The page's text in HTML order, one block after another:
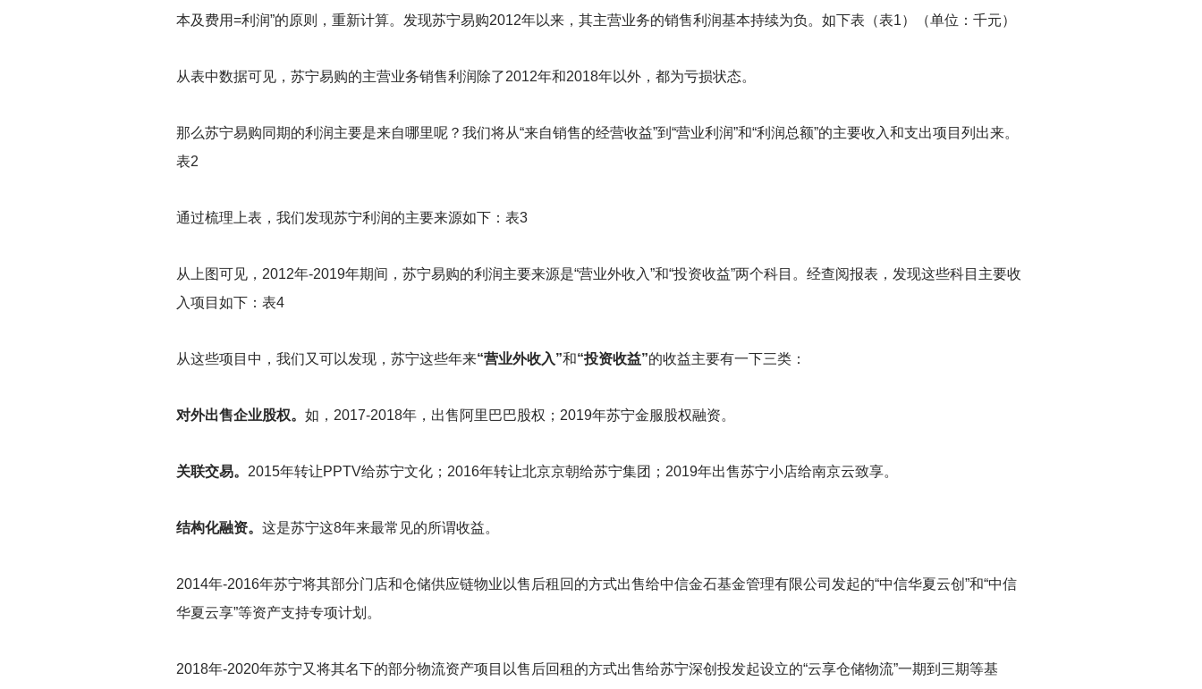
本及费用=利润”的原则，重新计算。发现苏宁易购2012年以来，其主营业务的销售利润基本持续为负。如下表（表1）（单位：千元）
从表中数据可见，苏宁易购的主营业务销售利润除了2012年和2018年以外，都为亏损状态。
那么苏宁易购同期的利润主要是来自哪里呢？我们将从“来自销售的经营收益”到“营业利润”和“利润总额”的主要收入和支出项目列出来。
表2
通过梳理上表，我们发现苏宁利润的主要来源如下：表3
从上图可见，2012年-2019年期间，苏宁易购的利润主要来源是“营业外收入”和“投资收益”两个科目。经查阅报表，发现这些科目主要收
入项目如下：表4
从这些项目中，我们又可以发现，苏宁这些年来“营业外收入”和“投资收益”的收益主要有一下三类：
对外出售企业股权。 如，2017-2018年，出售阿里巴巴股权；2019年苏宁金服股权融资。
关联交易。 2015年转让PPTV给苏宁文化；2016年转让北京京朝给苏宁集团；2019年出售苏宁小店给南京云致享。
结构化融资。 这是苏宁这8年来最常见的所谓收益。
2014年-2016年苏宁将其部分门店和仓储供应链物业以售后租回的方式出售给中信金石基金管理有限公司发起的“中信华夏云创”和“中信
华夏云享”等资产支持专项计划。
2018年-2020年苏宁又将其名下的部分物流资产项目以售后回租的方式出售给苏宁深创投发起设立的“云享仓储物流”一期到三期等基